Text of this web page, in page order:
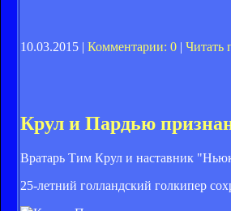
10.03.2015 | Комментарии: 0 | Читать
Крул и Пардью
Вратарь Тим Крул и наставник
25-летний голландский голкипер